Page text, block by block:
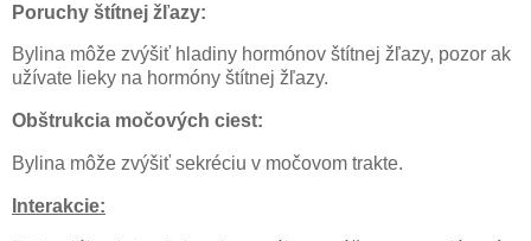
Poruchy štítnej žľazy:
Bylina môže zvýšiť hladiny hormónov štítnej žľazy, pozor ak
užívate lieky na hormóny štítnej žľazy.
Obštrukcia močových ciest:
Bylina môže zvýšiť sekréciu v močovom trakte.
Interakcie: